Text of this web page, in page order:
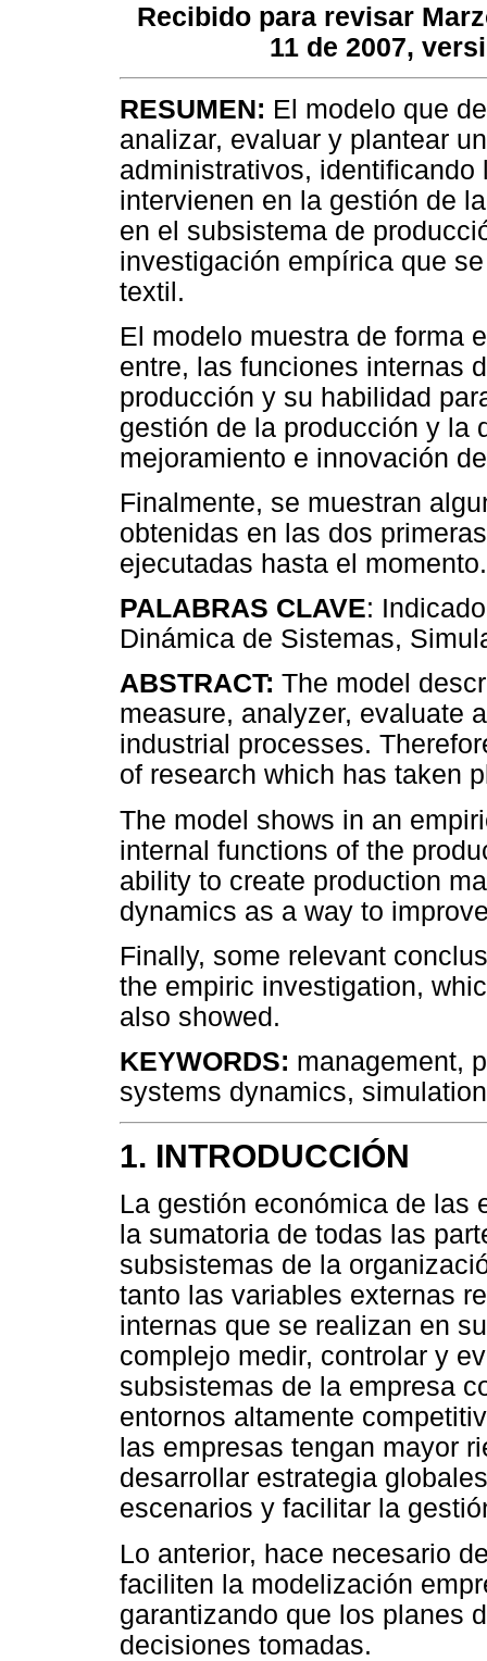
Recibido para revisar
11 de 2007,
RESUMEN: El modelo que
analizar, evaluar y plantear
administrativos,
intervienen en la gestión de
en el subsistema de
investigación empírica que
textil.
El modelo muestra de forma
entre, las funciones internas
producción y su habilidad
gestión de la producción y la
mejoramiento e innovación
Finalmente, se muestran
obtenidas en las dos
ejecutadas hasta el momento.
PALABRAS CLAVE:
Dinámica de Sistemas,
ABSTRACT: The model
measure, analyzer, evaluate
industrial processes.
of research which has taken
The model shows in an
internal functions of the
ability to create production
dynamics as a way to
Finally, some relevant
the empiric investigation,
also showed.
KEYWORDS: management,
systems dynamics,
1. INTRODUCCIÓN
La gestión económica de las
la sumatoria de todas las
subsistemas de la
tanto las variables externas
internas que se realizan en
complejo medir, controlar y
subsistemas de la empresa
entornos altamente
las empresas tengan mayor
desarrollar estrategia
escenarios y facilitar la
Lo anterior, hace necesario
faciliten la modelización
garantizando que los planes
decisiones tomadas.